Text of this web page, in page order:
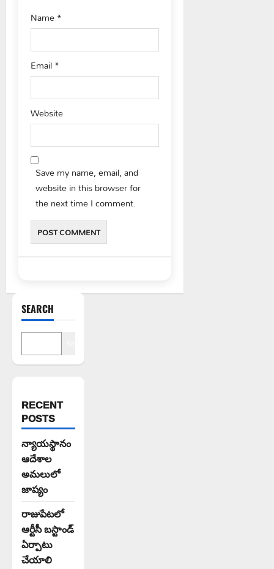
Name*
Email*
Website
Save my name, email, and
website in this browser for
the next time I comment.
SEARCH
RECENT
POSTS
న్యాయస్థానం
ఆదేశాల
అమలులో
జాప్యం
రాజుపేటలో
ఆర్టీసీ బస్టాండ్
ఏర్పాటు
చేయాలి